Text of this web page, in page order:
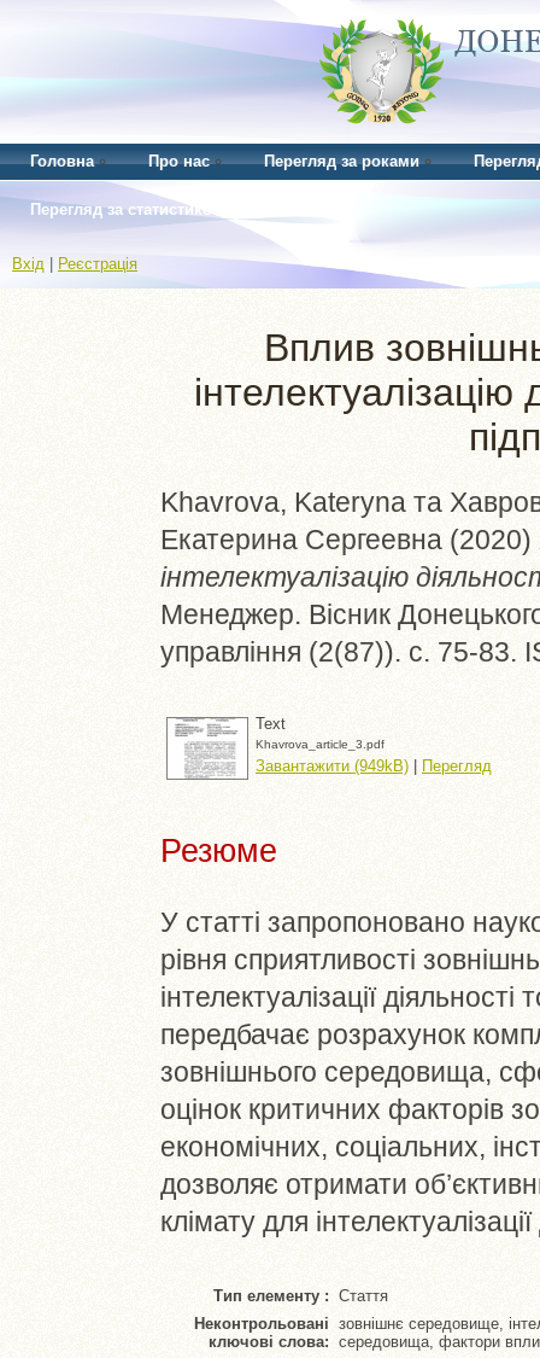
Головна Про нас Перегляд за роками
Перегляд за статистикою
Вхід Реєстрація
Вплив
інтелектуалізацію
Khavrova, Kateryna та
Екатерина Сергеевна (2020)
інтелектуалізацію
Менеджер. Вісник
управління (2(87)). с. 75-83.
Text
Khavrova_article_3.pdf
Завантажити (949kB) | Перегляд
Резюме
У статті запропоновано
рівня сприятливості
інтелектуалізації
передбачає розрахунок
зовнішнього середовища,
оцінок критичних факторів
економічних, соціальних,
дозволяє отримати
клімату для
Тип елементу : Стаття
Неконтрольовані
ключові слова:
зовнішнє середовище,
середовища, фактори